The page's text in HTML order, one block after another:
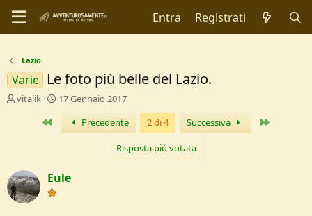
Entra Registrati
Lazio
Varie Le foto più belle del Lazio.
C
r
e
D
vitalik
D
a
I
n
17 Gennaio 2017
Primo Precedente 2 di 4 Successiva
Risposta più votata
Eule